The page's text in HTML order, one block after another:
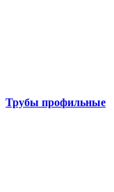
Трубы профильные